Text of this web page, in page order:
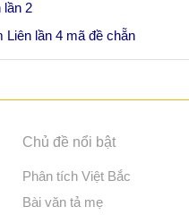
lần 2
lần 4 mã đề chẵn
Chủ đề nổi bật
Phân tích Việt Bắc
Bài văn tả mẹ